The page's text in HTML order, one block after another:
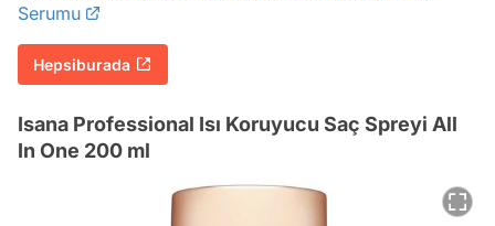
Serumu
Hepsiburada
Isana Professional Isı Koruyucu Saç Spreyi All
In One 200 ml